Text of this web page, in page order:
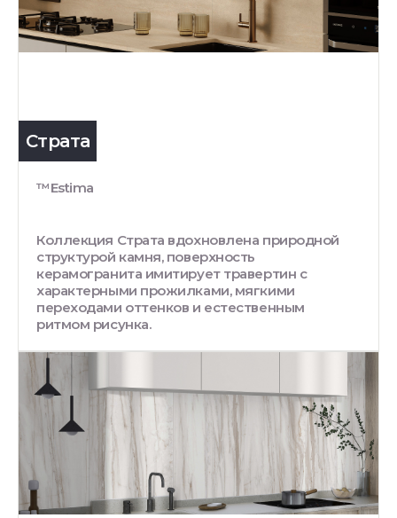
Страта
™Estima
Коллекция Страта вдохновлена природной
структурой камня, поверхность
керамогранита имитирует травертин с
характерными прожилками, мягкими
переходами оттенков и естественным
ритмом рисунка.